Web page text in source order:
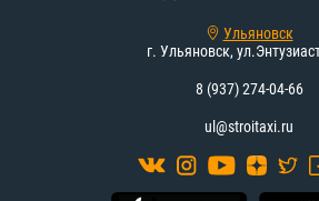
Ульяновск
г. Ульяновск,
8 (937) 274-04-66
ul@stroitaxi.ru